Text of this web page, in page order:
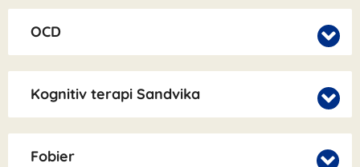
OCD
Kognitiv terapi Sandvika
Fobier